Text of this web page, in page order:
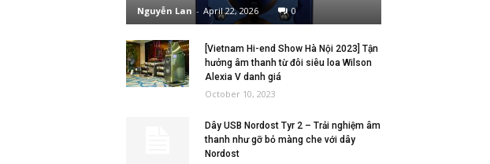
Nguyễn Lan - April 22, 2026 0
[Vietnam Hi-end Show Hà Nội 2023] Tận
hưởng âm thanh từ đôi siêu loa Wilson
Alexia V danh giá
October 10, 2023
Dây USB Nordost Tyr 2 – Trải nghiệm âm
thanh như gỡ bỏ màng che với dây
Nordost